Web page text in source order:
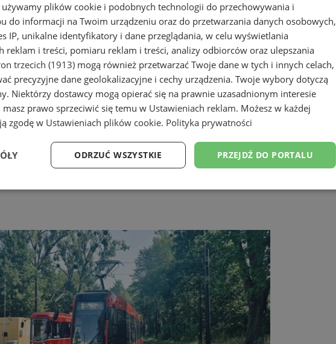
plików cookie i podobnych technologii do przechowywania i
do informacji na Twoim urządzeniu oraz do przetwarzania danych osobowych,
IP, unikalne identyfikatory i dane przeglądania, w celu wyświetlania
reklam i treści, pomiaru reklam i treści, analizy odbiorców oraz ulepszania
trzecich (1913) mogą również przetwarzać Twoje dane w tych i innych celach,
precyzyjne dane geolokalizacyjne i cechy urządzenia. Twoje wybory dotyczą
Niektórzy dostawcy mogą opierać się na prawnie uzasadnionym interesie
masz prawo sprzeciwić się temu w Ustawieniach reklam. Możesz w każdej
zgodę w Ustawieniach plików cookie. Polityka prywatności
PRZEJDŹ DO PORTALU
ODRZUĆ WSZYSTKIE
Wydajność Targetowanie Funkcjonalność Niesklasyfikowane
Wydajność Targetowanie Funkcjonalność Niesklasyfikowane
korzystanie z podstawowych funkcji strony internetowej, takich jak logowanie użytkownika i
niezbędnych plików cookie nie można prawidłowo korzystać ze strony internetowej.
Provider
Domena
Okres
przechowywania
Opis